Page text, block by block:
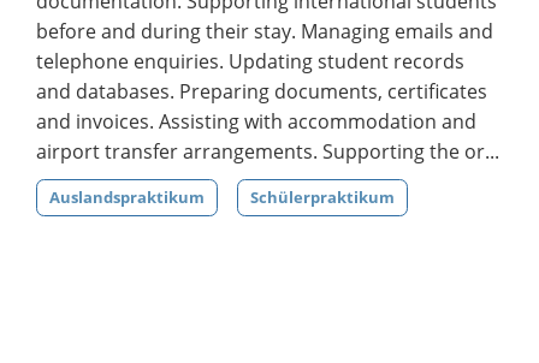
before and during their stay. Managing emails and
telephone enquiries. Updating student records
and databases. Preparing documents, certificates
and invoices. Assisting with accommodation and
airport transfer arrangements. Supporting the or...
Auslandspraktikum Schülerpraktikum